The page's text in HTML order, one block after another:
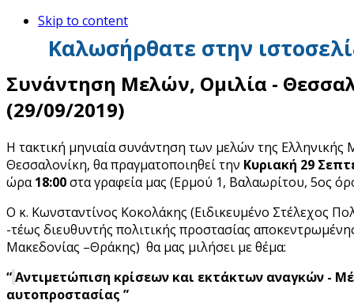
Skip to content
Καλωσήρθατε στην
Συνάντηση Μελών, Ομιλία -
(29/09/2019)
Η τακτική μηνιαία συνάντηση των μελών της Ελληνικής
Θεσσαλονίκη, θα πραγματοποιηθεί την Κυριακή 29
ώρα18:00στα γραφεία μας (Ερμού 1, Βαλαωρίτου, 5ος
Ο κ. Κωνσταντίνος Κοκολάκης (Ειδικευμένο Στέλεχος
-τέως διευθυντής πολιτικής προστασίας
Μακεδονίας –Θράκης) θα μας μιλήσει με θέμα:
“Αντιμετώπιση κρίσεων και εκτάκτων αναγκών -
αυτοπροστασίας ”